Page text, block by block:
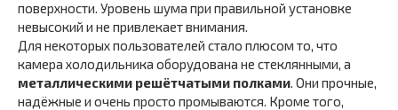
поверхности. Уровень шума при правильной установке
невысокий и не привлекает внимания.
Для некоторых пользователей стало плюсом то, что
камера холодильника оборудована не стеклянными, а
металлическими решётчатыми полками. Они прочные,
надёжные и очень просто промываются. Кроме того,